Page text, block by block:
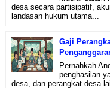
desa secara partisipatif,
landasan hukum utama...
Gaji
Pernahkah
penghasilan
desa, dan perangkat desa